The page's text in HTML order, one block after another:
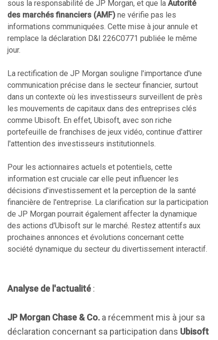
sous la responsabilité de JP Morgan, et que la Autorité
des marchés financiers (AMF) ne vérifie pas les
informations communiquées. Cette mise à jour annule et
remplace la déclaration D&I 226C0771 publiée le même
jour.
La rectification de JP Morgan souligne l'importance d'une
communication précise dans le secteur financier, surtout
dans un contexte où les investisseurs surveillent de près
les mouvements de capitaux dans des entreprises clés
comme Ubisoft. En effet, Ubisoft, avec son riche
portefeuille de franchises de jeux vidéo, continue d'attirer
l'attention des investisseurs institutionnels.
Pour les actionnaires actuels et potentiels, cette
information est cruciale car elle peut influencer les
décisions d'investissement et la perception de la santé
financière de l'entreprise. La clarification sur la participation
de JP Morgan pourrait également affecter la dynamique
des actions d'Ubisoft sur le marché. Restez attentifs aux
prochaines annonces et évolutions concernant cette
société dynamique du secteur du divertissement interactif.
Analyse de l'actualité :
JP Morgan Chase & Co. a récemment mis à jour sa
déclaration concernant sa participation dans Ubisoft